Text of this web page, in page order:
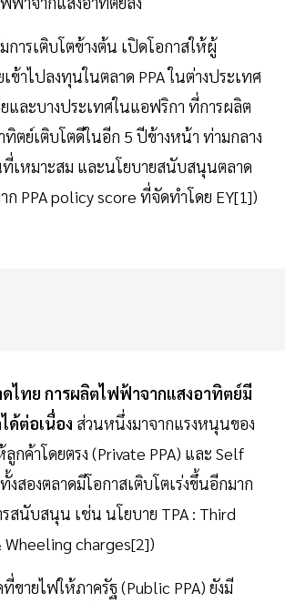
ารเติบโตข้างต้น เปิดโอกาสให้ผู้
ข้าไปลงทุนในตลาด PPA ในต่างประเทศ
และบางประเทศในแอฟริกา ที่การผลิต
ตย์เติบโตดีในอีก 5 ปีข้างหน้า ท่ามกลาง
เหมาะสม และนโยบายสนับสนุนตลาด
ก PPA policy score ที่จัดทำโดย EY[1])
ไทย การผลิตไฟฟ้าจากแสงอาทิตย์มี
ด้ต่อเนื่อง ส่วนหนึ่งมาจากแรงหนุนของ
กค้าโดยตรง (Private PPA) และ Self
สองตลาดมีโอกาสเติบโตเร่งขึ้นอีกมาก
สนับสนุน เช่น นโยบาย TPA : Third
Wheeling charges[2])
ขายไฟให้ภาครัฐ (Public PPA) ยังมี